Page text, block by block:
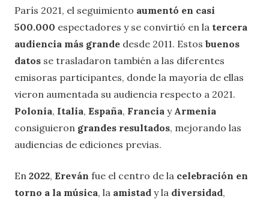
París 2021, el seguimiento aumentó en casi
500.000 espectadores y se convirtió en la tercera
audiencia más grande desde 2011. Estos buenos
datos se trasladaron también a las diferentes
emisoras participantes, donde la mayoría de ellas
vieron aumentada su audiencia respecto a 2021.
Polonia, Italia, España, Francia y Armenia
consiguieron grandes resultados, mejorando las
audiencias de ediciones previas.
En 2022, Ereván fue el centro de la celebración en
torno a la música, la amistad y la diversidad,